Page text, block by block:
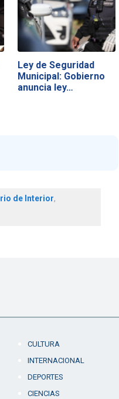
Ley de Seguridad
Municipal: Gobierno
anuncia ley…
de Interior,
CULTURA
INTERNACIONAL
DEPORTES
CIENCIAS